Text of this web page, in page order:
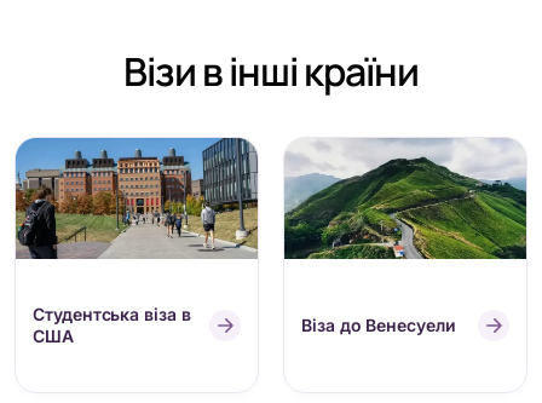
Візи в інші країни
Студентська віза в
США
Віза до Венесуели